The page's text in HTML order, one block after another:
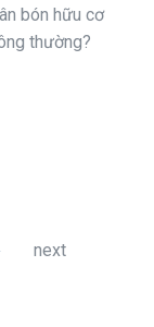
bón hữu cơ
thường?
next